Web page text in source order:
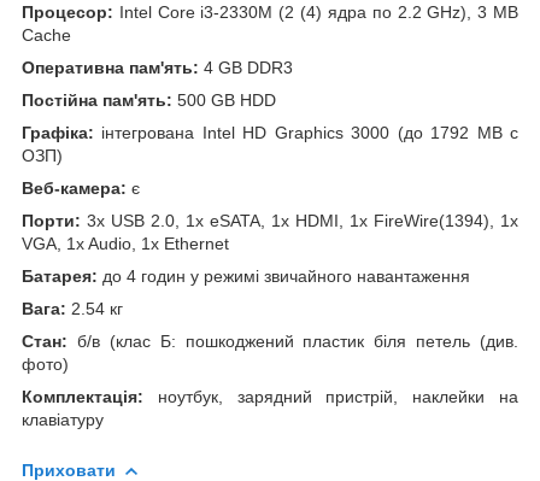
Процесор: Intel Core i3-2330M (2 (4) ядра по 2.2 GHz), 3 MB
Cache
Оперативна пам'ять: 4 GB DDR3
Постійна пам'ять: 500 GB HDD
Графіка: інтегрована Intel HD Graphics 3000 (до 1792 MB с
ОЗП)
Веб-камера: є
Порти: 3x USB 2.0, 1x eSATA, 1x HDMI, 1x FireWire(1394), 1x
VGA, 1x Audio, 1x Ethernet
Батарея: до 4 годин у режимі звичайного навантаження
Вага: 2.54 кг
Стан: б/в (клас Б: пошкоджений пластик біля петель (див.
фото)
Комплектація: ноутбук, зарядний пристрій, наклейки на
клавіатуру
Приховати